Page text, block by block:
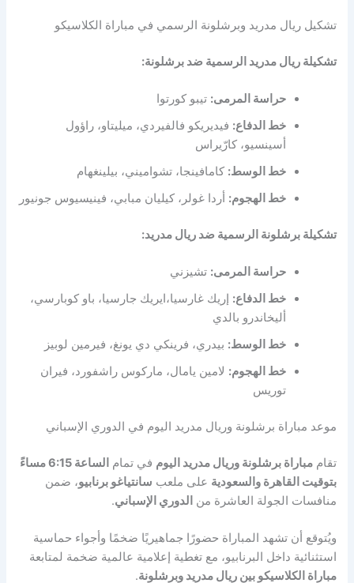
تشكيل ريال مدريد وبرشلونة الرسمي في مباراة الكلاسيكو
تشكيلة ريال مدريد الرسمية ضد برشلونة:
حراسة المرمى: تيبو كورتوا
خط الدفاع: فيديريكو فالفيردي، ميليتاو، راؤول
أسينسيو، كارّيراس
خط الوسط: كامافينجا، تشواميني، بيلينغهام
خط الهجوم: أردا غولر، كيليان مبابي، فينيسيوس جونيور
تشكيلة برشلونة الرسمية ضد ريال مدريد:
حراسة المرمى: تشيزني
خط الدفاع: إريك غارسيا،ايريك جارسيا، باو كوبارسي،
أليخاندرو بالدي
خط الوسط: بيدري، فرينكي دي يونغ، فيرمين لوبيز
خط الهجوم: لامين يامال، ماركوس راشفورد، فيران
توريس
موعد مباراة برشلونة وريال مدريد اليوم في الدوري الإسباني
تقاممباراة برشلونة وريال مدريد اليوم في تمام
الساعة 6:15 مساءً
بتوقيت القاهرة والسعودية على ملعب سانتياغو برنابيو، ضمن
منافسات الجولة العاشرة من الدوري الإسباني.
ويُتوقع أن تشهد المباراة حضورًا جماهيريًا ضخمًا وأجواء حماسية
استثنائية داخل البرنابيو، مع تغطية إعلامية عالمية ضخمة لمتابعة
مباراة الكلاسيكو بين ريال مدريد وبرشلونة.